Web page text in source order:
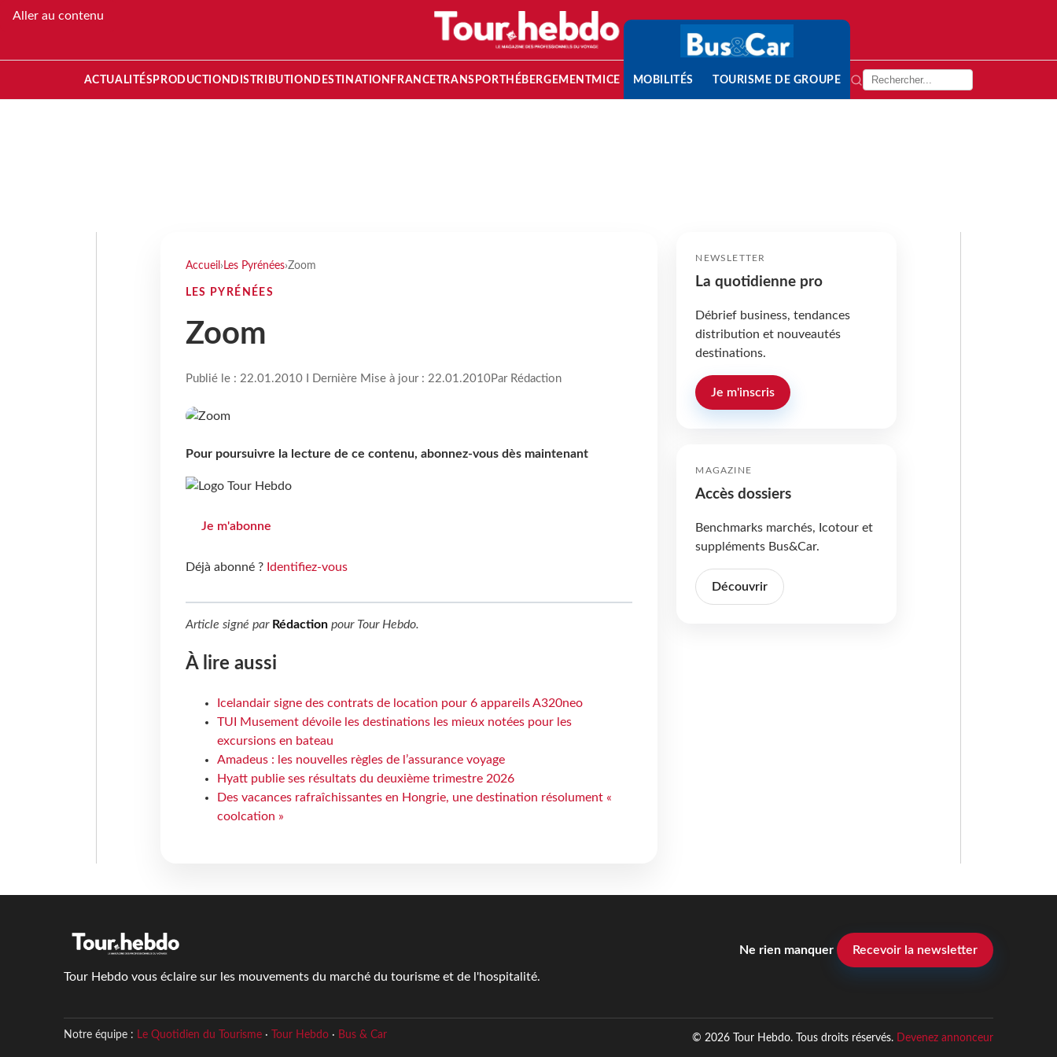
Aller au contenu
ACTUALITÉS PRODUCTION DISTRIBUTION DESTINATION FRANCETRANSPORT HÉBERGEMENTMICE MOBILITÉS TOURISME DE GROUPE
Accueil › Les Pyrénées›Zoom
LES PYRÉNÉES
Zoom
Publié le : 22.01.2010 I Dernière Mise à jour : 22.01.2010Par Rédaction
Pour poursuivre la lecture de ce contenu, abonnez-vous dès maintenant
Je m'abonne
Déjà abonné ? Identifiez-vous
Article signé par Rédactionpour Tour Hebdo.
À lire aussi
Icelandair signe des contrats de location pour 6 appareils A320neo
TUI Musement dévoile les destinations les mieux notées pour les
excursions en bateau
Amadeus : les nouvelles règles de l’assurance voyage
Hyatt publie ses résultats du deuxième trimestre 2026
Des vacances rafraîchissantes en Hongrie, une destination résolument «
coolcation »
NEWSLETTER
La quotidienne pro
Débrief business, tendances
distribution et nouveautés
destinations.
Je m'inscris
MAGAZINE
Accès dossiers
Benchmarks marchés, Icotour et
suppléments Bus&Car.
Découvrir
Tour Hebdo vous éclaire sur les mouvements du marché du tourisme et de l'hospitalité.
Ne rien manquer Recevoir la newsletter
Notre équipe : Le Quotidien du Tourisme· Tour Hebdo· Bus & Car © 2026 Tour Hebdo. Tous droits réservés. Devenez annonceur